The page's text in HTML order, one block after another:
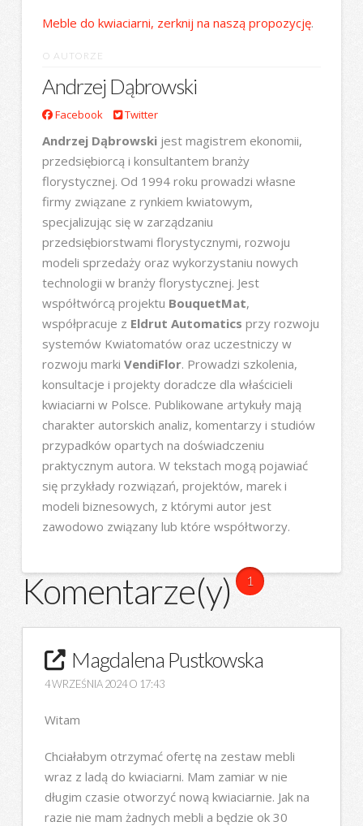
Meble do kwiaciarni, zerknij na naszą propozycję.
O AUTORZE
Andrzej Dąbrowski
Facebook Twitter
Andrzej Dąbrowskijest magistrem ekonomii,
przedsiębiorcą i konsultantem branży
florystycznej. Od 1994 roku prowadzi własne
firmy związane z rynkiem kwiatowym,
specjalizując się w zarządzaniu
przedsiębiorstwami florystycznymi, rozwoju
modeli sprzedaży oraz wykorzystaniu nowych
technologii w branży florystycznej. Jest
współtwórcą projektu BouquetMat,
współpracuje z Eldrut Automatics przy rozwoju
systemów Kwiatomatów oraz uczestniczy w
rozwoju marki VendiFlor. Prowadzi szkolenia,
konsultacje i projekty doradcze dla właścicieli
kwiaciarni w Polsce. Publikowane artykuły mają
charakter autorskich analiz, komentarzy i studiów
przypadków opartych na doświadczeniu
praktycznym autora. W tekstach mogą pojawiać
się przykłady rozwiązań, projektów, marek i
modeli biznesowych, z którymi autor jest
zawodowo związany lub które współtworzy.
Komentarze(y) 1
Magdalena Pustkowska
4 WRZEŚNIA 2024 O 17:43
Witam
Chciałabym otrzymać ofertę na zestaw mebli
wraz z ladą do kwiaciarni. Mam zamiar w nie
długim czasie otworzyć nową kwiaciarnie. Jak na
razie nie mam żadnych mebli a będzie ok 30